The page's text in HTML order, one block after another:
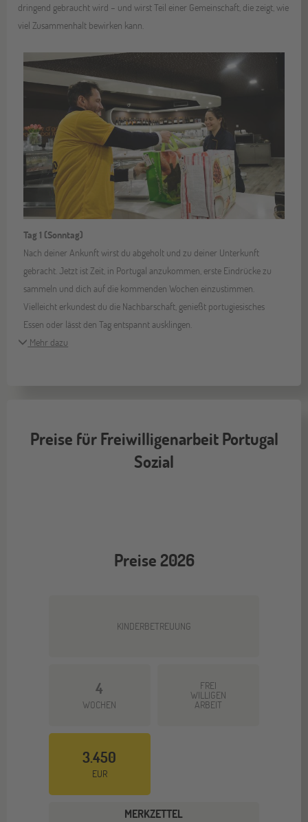
dringend gebraucht wird – und wirst Teil einer Gemeinschaft, die zeigt, wie
viel Zusammenhalt bewirken kann.
Tag 1 (Sonntag)
Nach deiner Ankunft wirst du abgeholt und zu deiner Unterkunft
gebracht. Jetzt ist Zeit, in Portugal anzukommen, erste Eindrücke zu
sammeln und dich auf die kommenden Wochen einzustimmen.
Vielleicht erkundest du die Nachbarschaft, genießt portugiesisches
Essen oder lässt den Tag entspannt ausklingen.
Mehr dazu
Preise für Freiwilligenarbeit Portugal
Sozial
Preise 2026
KINDERBETREUUNG
4
WOCHEN
FREI
WILLIGEN
ARBEIT
3.450
EUR
MERKZETTEL